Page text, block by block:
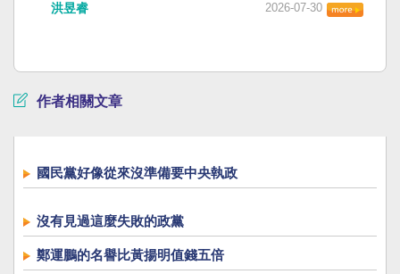
洪昱睿 2026-07-30
作者相關文章
國民黨好像從來沒準備要中央執政
沒有見過這麼失敗的政黨
鄭運鵬的名譽比黃揚明值錢五倍